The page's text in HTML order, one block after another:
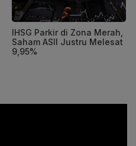
IHSG Parkir di Zona Merah,
Saham ASII Justru Melesat
9,95%